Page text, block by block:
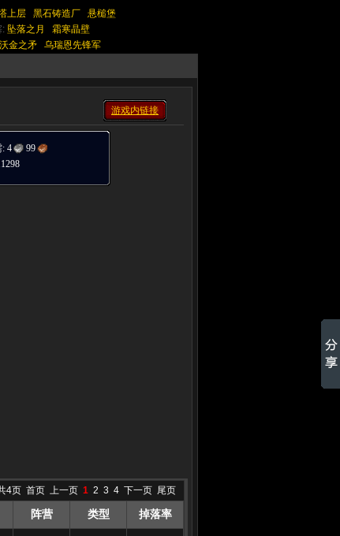
上层 黑石铸造厂
悬槌堡
: 坠落之月
霜寒晶壁
沃金之矛 乌瑞恩先锋军
游戏内链接
: 4
99
4页 首页 上一页 1 2 3 4 下一页 尾页
阵营 类型 掉落率